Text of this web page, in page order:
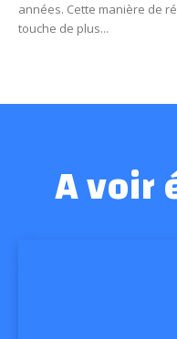
années. Cette manière de
touche de plus...
A voir